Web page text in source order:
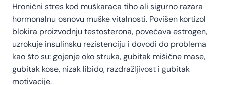
Hronični stres kod muškaraca tiho ali sigurno razara
hormonalnu osnovu muške vitalnosti. Povišen kortizol
blokira proizvodnju testosterona, povećava estrogen,
uzrokuje insulinsku rezistenciju i dovodi do problema
kao što su: gojenje oko struka, gubitak mišićne mase,
gubitak kose, nizak libido, razdražljivost i gubitak
motivacije.